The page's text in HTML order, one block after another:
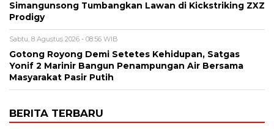
Simangunsong Tumbangkan Lawan di Kickstriking ZXZ
Prodigy
Sabtu, 8 Agustus 2026 - 08:56 WIB
Gotong Royong Demi Setetes Kehidupan, Satgas
Yonif 2 Marinir Bangun Penampungan Air Bersama
Masyarakat Pasir Putih
BERITA TERBARU